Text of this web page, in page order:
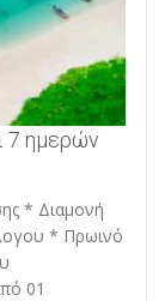
7 ημερών
* Διαμονή
* Πρωινό
01